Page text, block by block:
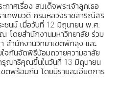
กาศเรื่อง สมเด็จพระเจ้าลูกเธอ
เทพยวดี กรมหลวงราชสาริณีสิริ
ชนม์ เมื่อวันที่ 12 มิถุนายน พ.ศ.
โดยสำนักงานมหาวิทยาลัย ร่วม
สำนักงานวิทยาเขตพัทลุง และ
จกันจัดพิธีน้อมถวายความอาลัย
รุณาธิคุณขึ้นในวันที่ 13 มิถุนายน
พร้อมกัน โดยมีรายละเอียดการ